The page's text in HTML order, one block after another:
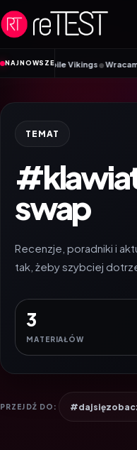
Przejdź do treści
NAJNOWSZE
Vikings•Wracamy do szkoły
TEMAT
swap
Recenzje, poradniki i
tak, żeby szybciej
3
MATERIAŁÓW
PRZEJDŹ DO: